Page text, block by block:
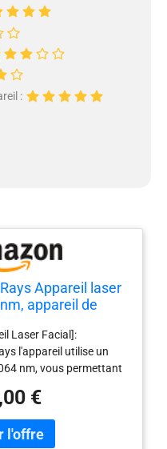
:
Appareil laser
appareil de
de massage du
pour un usage
Laser Facial]:
l'appareil utilise un
nm, vous permettant
un salon de beauté à la
Économisez votre
vos efforts et votre
€